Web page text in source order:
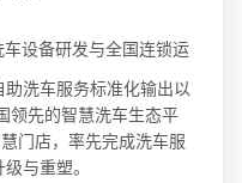
设备研发与全国连锁运
洗车服务标准化输出以
领先的智慧洗车生态平
门店，率先完成洗车服
与重塑。